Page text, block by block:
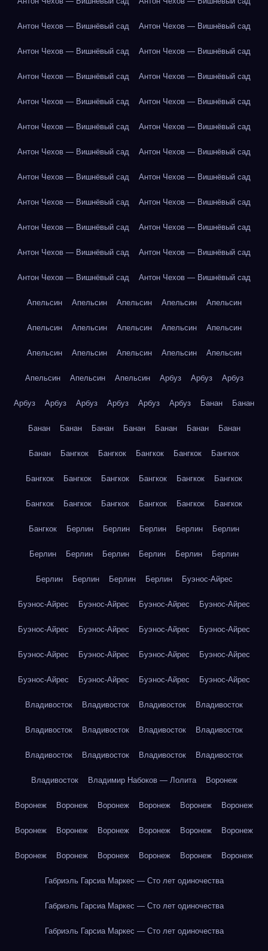
Антон Чехов — Вишнёвый сад Антон Чехов — Вишнёвый сад
Антон Чехов — Вишнёвый сад Антон Чехов — Вишнёвый сад
Антон Чехов — Вишнёвый сад Антон Чехов — Вишнёвый сад
Антон Чехов — Вишнёвый сад Антон Чехов — Вишнёвый сад
Антон Чехов — Вишнёвый сад Антон Чехов — Вишнёвый сад
Антон Чехов — Вишнёвый сад Антон Чехов — Вишнёвый сад
Антон Чехов — Вишнёвый сад Антон Чехов — Вишнёвый сад
Антон Чехов — Вишнёвый сад Антон Чехов — Вишнёвый сад
Антон Чехов — Вишнёвый сад Антон Чехов — Вишнёвый сад
Антон Чехов — Вишнёвый сад Антон Чехов — Вишнёвый сад
Антон Чехов — Вишнёвый сад Антон Чехов — Вишнёвый сад
Апельсин Апельсин Апельсин Апельсин Апельсин
Апельсин Апельсин Апельсин Апельсин Апельсин
Апельсин Апельсин Апельсин Апельсин Апельсин
Апельсин Апельсин Апельсин Арбуз Арбуз Арбуз
Арбуз Арбуз Арбуз Арбуз Арбуз Арбуз Банан Банан
Банан Банан Банан Банан Банан Банан Банан
Банан Бангкок Бангкок Бангкок Бангкок Бангкок
Бангкок Бангкок Бангкок Бангкок Бангкок Бангкок
Бангкок Бангкок Бангкок Бангкок Бангкок Бангкок
Бангкок Берлин Берлин Берлин Берлин Берлин
Берлин Берлин Берлин Берлин Берлин Берлин
Берлин Берлин Берлин Берлин Буэнос-Айрес
Буэнос-Айрес Буэнос-Айрес Буэнос-Айрес Буэнос-Айрес
Буэнос-Айрес Буэнос-Айрес Буэнос-Айрес Буэнос-Айрес
Буэнос-Айрес Буэнос-Айрес Буэнос-Айрес Буэнос-Айрес
Буэнос-Айрес Буэнос-Айрес Буэнос-Айрес Буэнос-Айрес
Владивосток Владивосток Владивосток Владивосток
Владивосток Владивосток Владивосток Владивосток
Владивосток Владивосток Владивосток Владивосток
Владивосток Владимир Набоков — Лолита Воронеж
Воронеж Воронеж Воронеж Воронеж Воронеж Воронеж
Воронеж Воронеж Воронеж Воронеж Воронеж Воронеж
Воронеж Воронеж Воронеж Воронеж Воронеж Воронеж
Габриэль Гарсиа Маркес — Сто лет одиночества
Габриэль Гарсиа Маркес — Сто лет одиночества
Габриэль Гарсиа Маркес — Сто лет одиночества